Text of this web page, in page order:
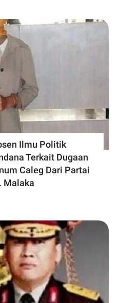
Ilmu Politik
Terkait Dugaan
Caleg Dari Partai
Malaka